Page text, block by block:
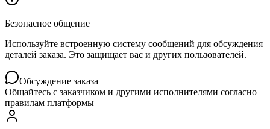
Безопасное общение
Используйте встроенную систему сообщений для обсуждения
деталей заказа. Это защищает вас и других пользователей.
Обсуждение заказа
Общайтесь с заказчиком и другими исполнителями согласно
правилам платформы